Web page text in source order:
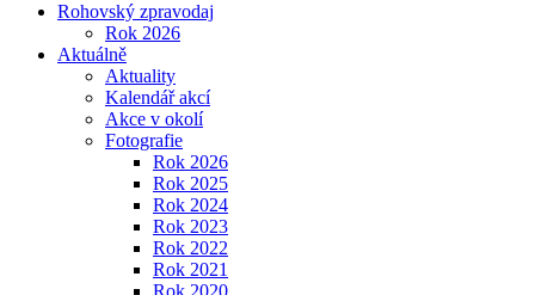
Rohovský zpravodaj
Rok 2026
Aktuálně
Aktuality
Kalendář akcí
Akce v okolí
Fotografie
Rok 2026
Rok 2025
Rok 2024
Rok 2023
Rok 2022
Rok 2021
Rok 2020